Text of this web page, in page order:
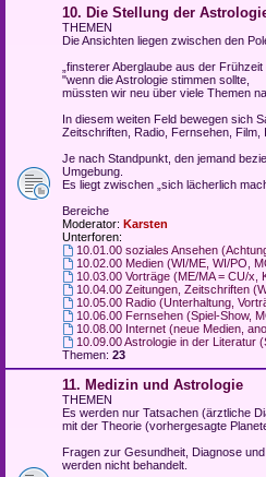
10. Die Stellung der
THEMEN
Die Ansichten liegen zwischen den
„finsterer Aberglaube aus der
"wenn die Astrologie stimmen sollte,
müssten wir neu über viele Themen
In diesem weiten Feld bewegen sich
Zeitschriften, Radio, Fernsehen, Film,
Je nach Standpunkt, den jemand
Umgebung.
Es liegt zwischen „sich lächerlich
Bereiche
Moderator: Karsten
Unterforen:
10.01.00 soziales Ansehen
10.02.00 Medien (WI/ME, WI/PO,
10.03.00 Vorträge (ME/MA = CU/x,
10.04.00 Zeitungen, Zeitschriften
10.05.00 Radio (Unterhaltung,
10.06.00 Fernsehen (Spiel-Show,
10.08.00 Internet (neue Medien,
10.09.00 Astrologie in der Literatur
Themen: 23
11. Medizin und Astrologie
THEMEN
Es werden nur Tatsachen (ärztliche
mit der Theorie (vorhergesagte
Fragen zur Gesundheit, Diagnose
werden nicht behandelt.